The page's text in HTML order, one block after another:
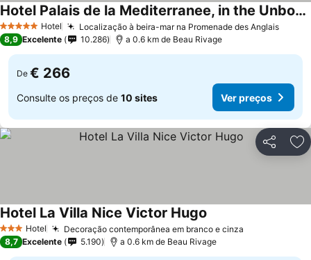
5 Estrelas Hotel Localização à beira-mar na Promenade des Anglais
Hotel Palais de la Mediterranee, in the Unbound Collection by Hyatt
8,9 Excelente 10.286 a 0.6 km de Beau Rivage
De € 266
Consulte os preços de 10 sites Ver preços
Partilhar
3 EstrelasHotel Decoração contemporânea em branco e cinza
Hotel La Villa Nice Victor Hugo
8,7 Excelente 5.190 a 0.6 km de Beau Rivage